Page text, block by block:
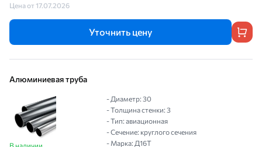
Цена от 17.07.2026
Уточнить цену
Алюминиевая труба
В наличии
- Диаметр: 30
- Толщина стенки: 3
- Тип: авиационная
- Сечение: круглого сечения
- Марка: Д16Т